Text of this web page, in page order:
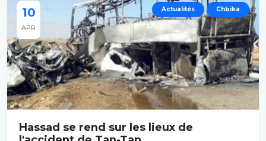
10
APR
Actualités Chbika
Hassad se rend sur les lieux de